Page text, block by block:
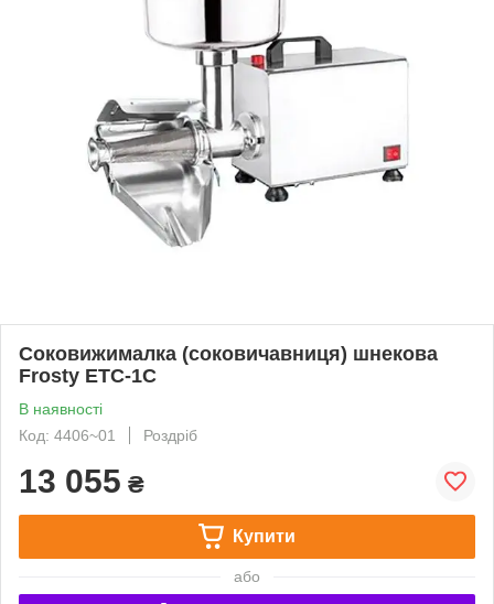
Соковижималка (соковичавниця) шнекова
Frosty ETC-1C
В наявності
Код: 4406~01
Роздріб
13 055 ₴
Купити
або